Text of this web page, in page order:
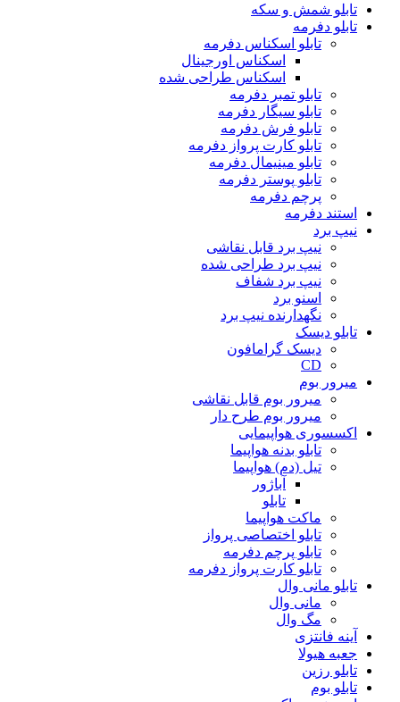
تابلو شمش و سکه
تابلو دفرمه
تابلو اسکناس دفرمه
اسکناس اورجینال
اسکناس طراحی شده
تابلو تمبر دفرمه
تابلو سیگار دفرمه
تابلو فرش دفرمه
تابلو کارت پرواز دفرمه
تابلو مینیمال دفرمه
تابلو پوستر دفرمه
پرچم دفرمه
استند دفرمه
نیپ برد
نیپ برد قابل نقاشی
نیپ برد طراحی شده
نیپ برد شفاف
اسنو برد
نگهدارنده نیپ برد
تابلو دیسک
دیسک گرامافون
CD
میرور بوم
میرور بوم قابل نقاشی
میرور بوم طرح دار
اکسسوری هواپیمایی
تابلو بدنه هواپیما
تیل (دم) هواپیما
آباژور
تابلو
ماکت هواپیما
تابلو اختصاصی پرواز
تابلو پرچم دفرمه
تابلو کارت پرواز دفرمه
تابلو مانی وال
مانی وال
مگ وال
آینه فانتزی
جعبه هیولا
تابلو رزین
تابلو بوم